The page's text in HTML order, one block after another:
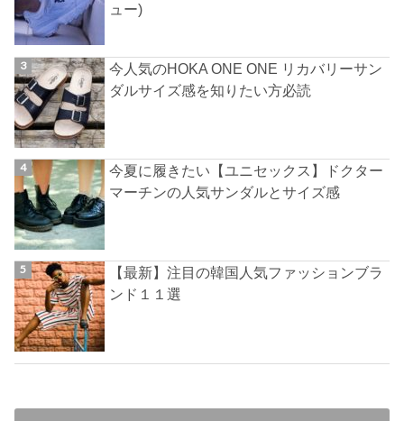
ュー)
今人気のHOKA ONE ONE リカバリーサン
ダルサイズ感を知りたい方必読
今夏に履きたい【ユニセックス】ドクター
マーチンの人気サンダルとサイズ感
【最新】注目の韓国人気ファッションブラ
ンド１１選